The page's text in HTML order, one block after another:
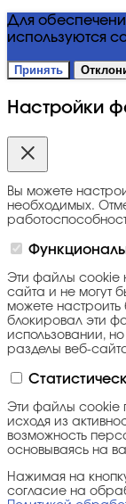
Для
используются
Принять
Настройки
Вы можете
необходимых.
Эти файлы cookie
сайта и не могут
можете
блокировал эти
использовании,
разделы веб-
Эти файлы cookie
исходя из
возможность
основываясь на
Нажимая на
согласие на